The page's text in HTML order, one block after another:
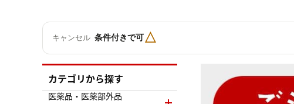
キャンセル 条件付きで可△
カテゴリから探す
医薬品・医薬部外品